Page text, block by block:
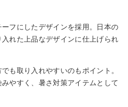
フにしたデザインを採用。日本の
れた上品なデザインに仕上げられ
も取り入れやすいのもポイント。
やすく、暑さ対策アイテムとして